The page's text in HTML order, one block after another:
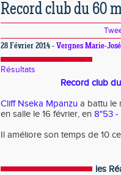
Record club du 60
28 Février 2014 - Vergnes Marie-José
Résultats
Record club
Cliff Nseka Mpanzu a battu le
en salle le 16 février, en 8"53 -
Il améliore son temps de 10
les